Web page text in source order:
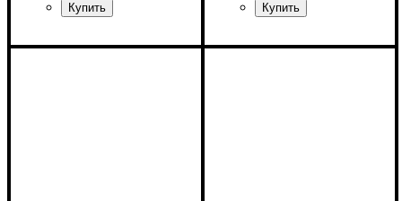
Ширина: 120 см
Ширина: 100 см